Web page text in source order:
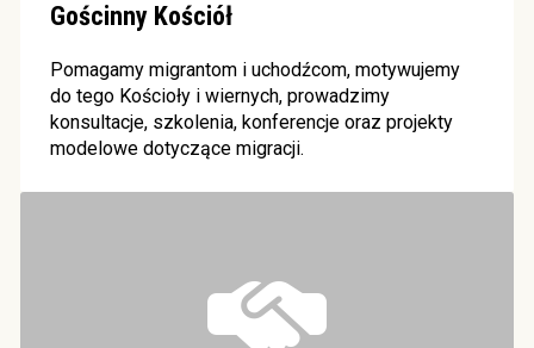
Gościnny Kościół
Pomagamy migrantom i uchodźcom, motywujemy
do tego Kościoły i wiernych, prowadzimy
konsultacje, szkolenia, konferencje oraz projekty
modelowe dotyczące migracji.